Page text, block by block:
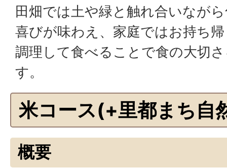
田畑では土や緑と触れ合いなが
喜びが味わえ、家庭ではお持ち
調理して食べることで食の大切
す。
米コース(+里都まち自
概要